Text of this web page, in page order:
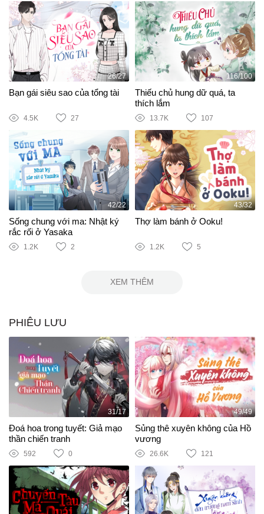
26/27
Bạn gái siêu sao của tổng tài
4.5K 27
116/100
Thiếu chủ hung dữ quá, ta
thích lắm
13.7K 107
42/22
Sống chung với ma: Nhật ký
rắc rối ở Yasaka
1.2K 2
43/32
Thợ làm bánh ở Ooku!
1.2K 5
XEM THÊM
PHIÊU LƯU
31/17
Đoá hoa trong tuyết: Giả mạo
thần chiến tranh
592 0
49/49
Sủng thê xuyên không của Hồ
vương
26.6K 121